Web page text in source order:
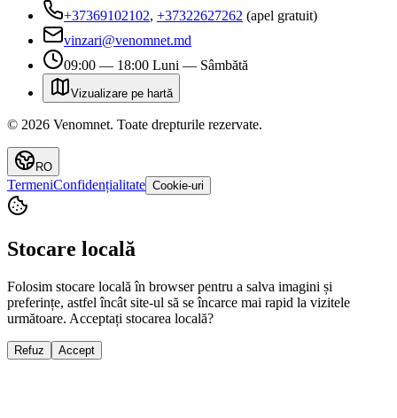
+37369102102, +37322627262 (apel gratuit)
vinzari@venomnet.md
09:00 — 18:00 Luni — Sâmbătă
Vizualizare pe hartă
© 2026 Venomnet. Toate drepturile rezervate.
RO
TermeniConfidențialitate Cookie-uri
Stocare locală
Folosim stocare locală în browser pentru a salva imagini și
preferințe, astfel încât site-ul să se încarce mai rapid la vizitele
următoare. Acceptați stocarea locală?
Refuz Accept